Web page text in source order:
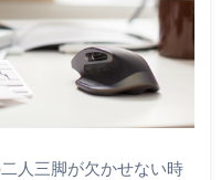
人三脚が欠かせない時